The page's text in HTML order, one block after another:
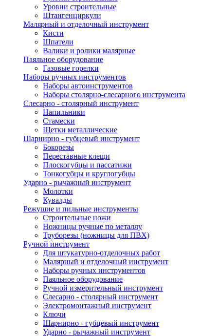
Уровни строительные
Штангенциркули
Малярный и отделочный инструмент
Кисти
Шпатели
Валики и ролики малярные
Паяльное оборудование
Газовые горелки
Наборы ручных инструментов
Наборы автоинструментов
Наборы столярно-слесарного инструмента
Слесарно - столярный инструмент
Напильники
Стамески
Щетки металлические
Шарнирно - губцевый инструмент
Бокорезы
Переставные клещи
Плоскогубцы и пассатижи
Тонкогубцы и круглогубцы
Ударно - рычажный инструмент
Молотки
Кувалды
Режушие и пильные инструменты
Строительные ножи
Ножницы ручные по металлу
Труборезы (ножницы для ПВХ)
Ручной инструмент
Для штукатурно-отделочных работ
Малярный и отделочный инструмент
Наборы ручных инструментов
Паяльное оборудование
Ручной измерительный инструмент
Слесарно - столярный инструмент
Электромонтажный инструмент
Ключи
Шарнирно - губцевый инструмент
Ударно - рычажный инструмент